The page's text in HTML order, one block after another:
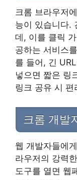
크롬 브라우저
능이 있습니다.
데, 이를 클릭
공하는 서비스
를 들어, 긴
넣으면 짧은 링
링크 공유 시
크롬 개발
웹 개발자들에
라우저의 강력
도구를 열면 웹